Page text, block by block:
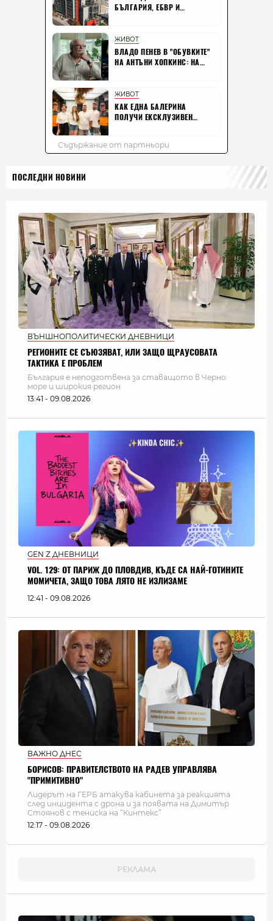
ПОСЛЕДНИ НОВИНИ
ВЪНШНОПОЛИТИЧЕСКИ ДНЕВНИЦИ
РЕГИОНИТЕ СЕ СЪЮЗЯВАТ, ИЛИ ЗАЩО ЩРАУСОВАТА
ТАКТИКА Е ПРОБЛЕМ
България e неподготвена за ставащото в Черно
море и широкия регион
13:41 - 09.08.2026
GEN Z ДНЕВНИЦИ
VOL. 129: ОТ ПАРИЖ ДО ПЛОВДИВ, КЪДЕ СА НАЙ-ГОТИНИТЕ
МОМИЧЕТА, ЗАЩО ТОВА ЛЯТО НЕ ИЗЛИЗАМЕ
12:41 - 09.08.2026
ВАЖНО ДНЕС
БОРИСОВ: ПРАВИТЕЛСТВОТО НА РАДЕВ УПРАВЛЯВА
"ПРИМИТИВНО"
Лидерът на ГЕРБ атакува кабинета за реакцията
след инцидента с дрона и за появата на Димитър
Стоянов с тениска на “Кинтекс”
12:17 - 09.08.2026